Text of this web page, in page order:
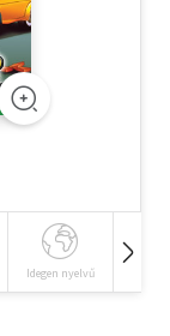
Idegen nyelvű